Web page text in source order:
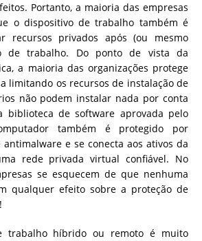
Portanto, a maioria das empresas
o dispositivo de trabalho também é
recursos privados após (ou mesmo
de trabalho. Do ponto de vista da
a maioria das organizações protege
limitando os recursos de instalação de
não podem instalar nada por conta
de software aprovada pelo
também é protegido por
e se conecta aos ativos da
rede privada virtual confiável. No
se esquecem de que nenhuma
qualquer efeito sobre a proteção de
trabalho híbrido ou remoto é muito